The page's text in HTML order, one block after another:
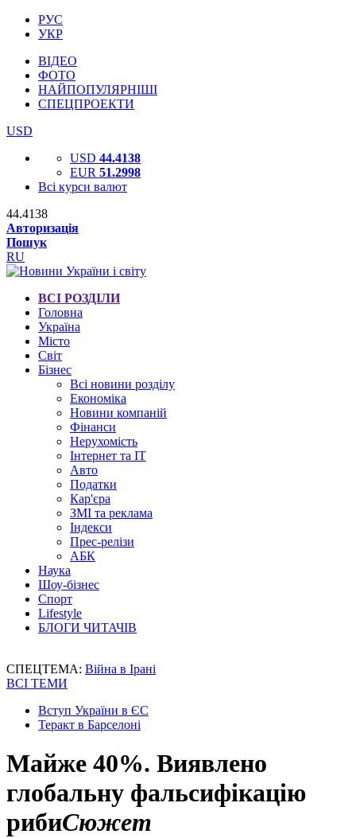
РУС
УКР
ВІДЕО
ФОТО
НАЙПОПУЛЯРНІШІ
СПЕЦПРОЕКТИ
USD
USD 44.4138
EUR 51.2998
Всі курси валют
44.4138
Авторизація
Пошук
RU
ВСІ РОЗДІЛИ
Головна
Україна
Місто
Світ
Бізнес
Всі новини розділу
Економіка
Новини компаній
Фінанси
Нерухомість
Інтернет та IT
Авто
Податки
Кар'єра
ЗМІ та реклама
Індекси
Прес-релізи
АБК
Наука
Шоу-бізнес
Спорт
Lifestyle
БЛОГИ ЧИТАЧІВ
СПЕЦТЕМА: Війна в Ірані
ВСІ ТЕМИ
Вступ України в ЄС
Теракт в Барселоні
Майже 40%. Виявлено
глобальну фальсифікацію
рибиСюжет